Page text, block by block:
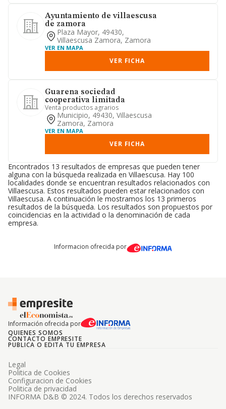
Ayuntamiento de villaescusa
de zamora
Plaza Mayor, 49430,
Villaescusa Zamora, Zamora
VER EN MAPA
VER FICHA
Guarena sociedad
cooperativa limitada
Venta productos agrarios
Municipio, 49430, Villaescusa
Zamora, Zamora
VER EN MAPA
VER FICHA
Encontrados 13 resultados de empresas que pueden tener
alguna con la búsqueda realizada en Villaescusa. Hay 100
localidades donde se encuentran resultados relacionados con
Villaescusa. Estos resultados pueden estar relacionados con
Villaescusa. A continuación le mostramos los 13 primeros
resultados de la búsqueda. Los resultados son propuestos por
coincidencias en la actividad o la denominación de cada
empresa.
Informacion ofrecida por
Información ofrecida por
QUIENES SOMOS
CONTACTO EMPRESITE
PUBLICA O EDITA TU EMPRESA
INFORMA D&B © 2024. Todos los derechos reservados
Legal
Politica de Cookies
Configuracion de Cookies
Politica de privacidad